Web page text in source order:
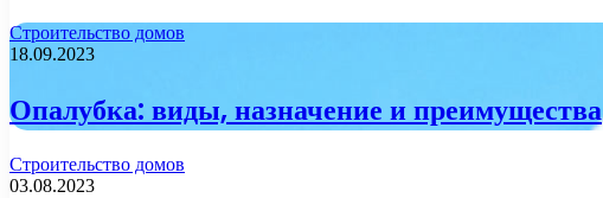
Строительство домов
18.09.2023
Опалубка: виды, назначение и преимущества
Строительство домов
03.08.2023